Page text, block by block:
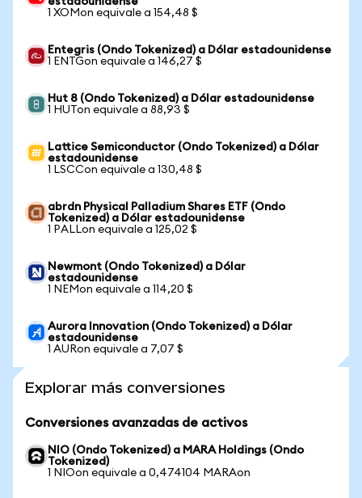
1 XOMon equivale a 154,48 $
Entegris (Ondo Tokenized) a Dólar estadounidense
1 ENTGon equivale a 146,27 $
Hut 8 (Ondo Tokenized) a Dólar estadounidense
1 HUTon equivale a 88,93 $
Lattice Semiconductor (Ondo Tokenized) a Dólar
estadounidense
1 LSCCon equivale a 130,48 $
abrdn Physical Palladium Shares ETF (Ondo
Tokenized) a Dólar estadounidense
1 PALLon equivale a 125,02 $
Newmont (Ondo Tokenized) a Dólar
estadounidense
1 NEMon equivale a 114,20 $
Aurora Innovation (Ondo Tokenized) a Dólar
estadounidense
1 AURon equivale a 7,07 $
Explorar más conversiones
Conversiones avanzadas de activos
NIO (Ondo Tokenized) a MARA Holdings (Ondo
Tokenized)
1 NIOon equivale a 0,474104 MARAon